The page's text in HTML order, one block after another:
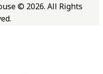
© 2026. All Rights